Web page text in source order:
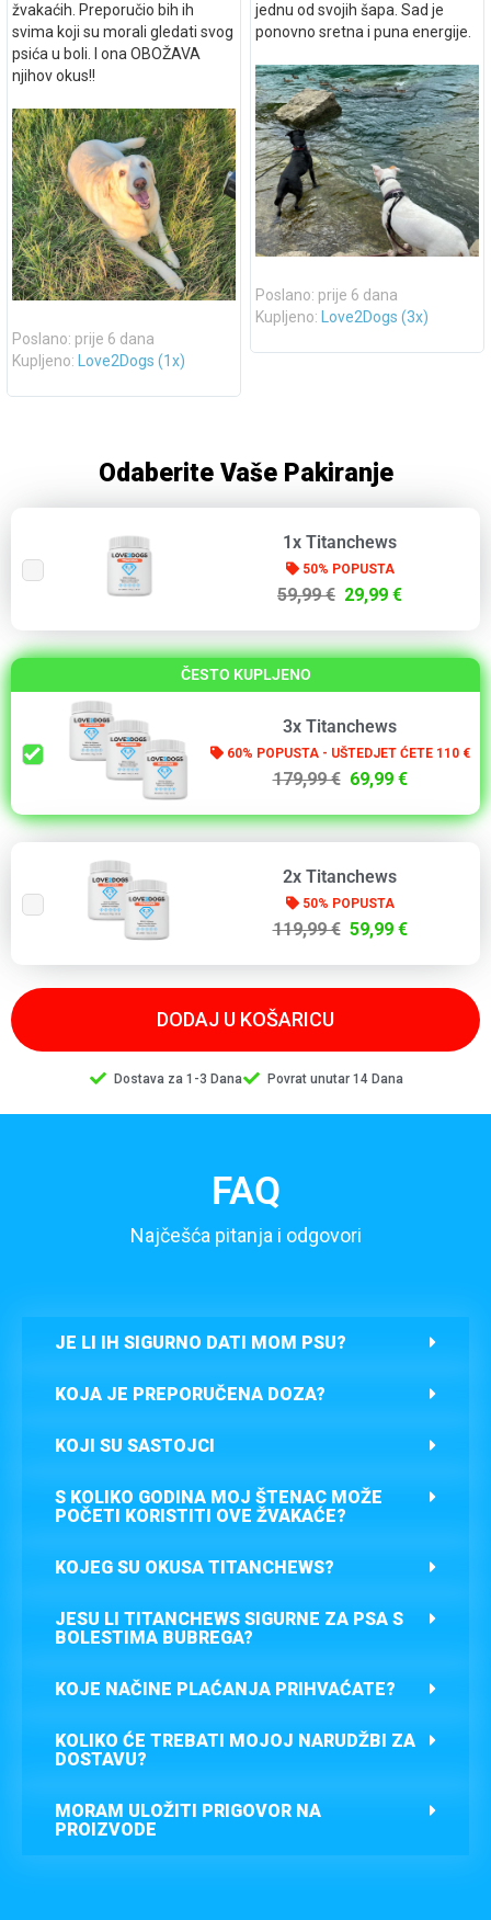
žvakaćih. Preporučio bih ih
svima koji su morali gledati svog
psića u boli. I ona OBOŽAVA
njihov okus!!
Poslano: prije 6 dana
Kupljeno:
Love2Dogs (1x)
jednu od svojih šapa. Sad je
ponovno sretna i puna energije.
Poslano: prije 6 dana
Kupljeno:
Love2Dogs (3x)
Odaberite Vaše Pakiranje
1x Titanchews
50% POPUSTA
59,99 € 29,99 €
ČESTO KUPLJENO
3x Titanchews
60% POPUSTA - UŠTEDJET ĆETE 110 €
179,99 € 69,99 €
2x Titanchews
50% POPUSTA
119,99 € 59,99 €
DODAJ U KOŠARICU
Dostava za 1-3 Dana Povrat unutar 14 Dana
FAQ
Najčešća pitanja i odgovori
JE LI IH SIGURNO DATI MOM PSU?
KOJA JE PREPORUČENA DOZA?
KOJI SU SASTOJCI
S KOLIKO GODINA MOJ ŠTENAC MOŽE
POČETI KORISTITI OVE ŽVAKAĆE?
KOJEG SU OKUSA TITANCHEWS?
JESU LI TITANCHEWS SIGURNE ZA PSA S
BOLESTIMA BUBREGA?
KOJE NAČINE PLAĆANJA PRIHVAĆATE?
KOLIKO ĆE TREBATI MOJOJ NARUDŽBI ZA
DOSTAVU?
MORAM ULOŽITI PRIGOVOR NA
PROIZVODE